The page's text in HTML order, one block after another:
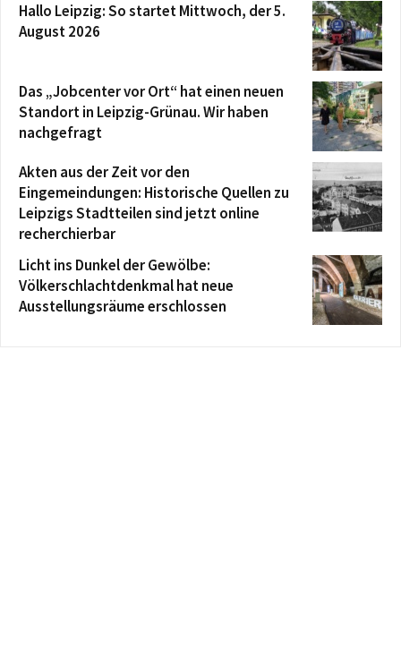
Hallo Leipzig: So startet Mittwoch, der 5.
August 2026
Das „Jobcenter vor Ort“ hat einen neuen
Standort in Leipzig-Grünau. Wir haben
nachgefragt
Akten aus der Zeit vor den
Eingemeindungen: Historische Quellen zu
Leipzigs Stadtteilen sind jetzt online
recherchierbar
Licht ins Dunkel der Gewölbe:
Völkerschlachtdenkmal hat neue
Ausstellungsräume erschlossen